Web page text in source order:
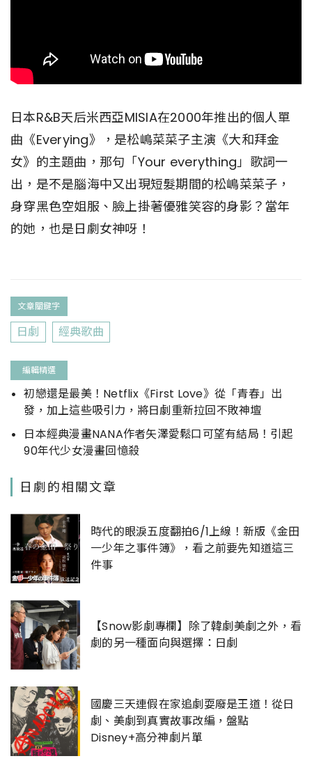
日本R&B天后米西亞MISIA在2000年推出的個人單
曲《Everying》，是松嶋菜菜子主演《大和拜金
女》的主題曲，那句「Your everything」歌詞一
出，是不是腦海中又出現短髮期間的松嶋菜菜子，
身穿黑色空姐服、臉上掛著優雅笑容的身影？當年
的她，也是日劇女神呀！
文章關鍵字
日劇 經典歌曲
編輯精選
初戀還是最美！Netflix《First Love》從「青春」出
發，加上這些吸引力，將日劇重新拉回不敗神壇
日本經典漫畫NANA作者矢澤愛鬆口可望有結局！引起
90年代少女漫畫回憶殺
日劇的相關文章
時代的眼淚五度翻拍6/1上線！新版《金田
一少年之事件簿》，看之前要先知道這三
件事
【Snow影劇專欄】除了韓劇美劇之外，看
劇的另一種面向與選擇：日劇
國慶三天連假在家追劇耍廢是王道！從日
劇、美劇到真實故事改編，盤點
Disney+高分神劇片單